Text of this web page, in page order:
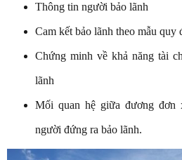
Thông tin người bảo lãnh
Cam kết bảo lãnh theo mẫu quy
Chứng minh về khả năng tài
lãnh
Mối quan hệ giữa đương
người đứng ra bảo lãnh.